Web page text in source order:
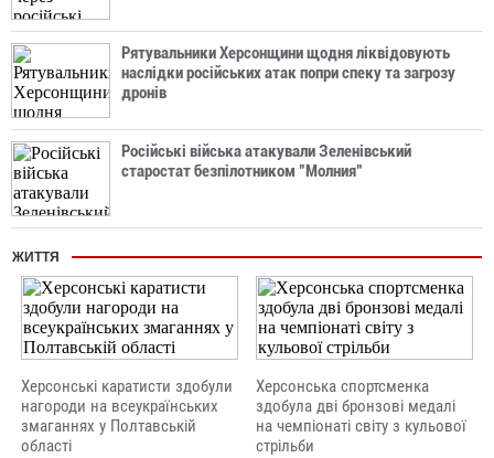
Рятувальники Херсонщини щодня ліквідовують
наслідки російських атак попри спеку та загрозу
дронів
Російські війська атакували Зеленівський
старостат безпілотником "Молния"
ЖИТТЯ
Херсонські каратисти здобули
нагороди на всеукраїнських
змаганнях у Полтавській
області
Херсонська спортсменка
здобула дві бронзові медалі
на чемпіонаті світу з кульової
стрільби